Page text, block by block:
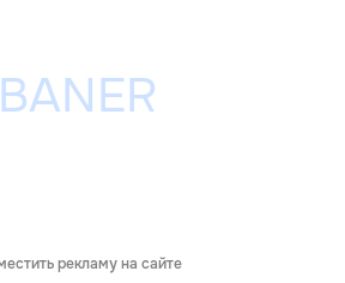
рекламу на сайте